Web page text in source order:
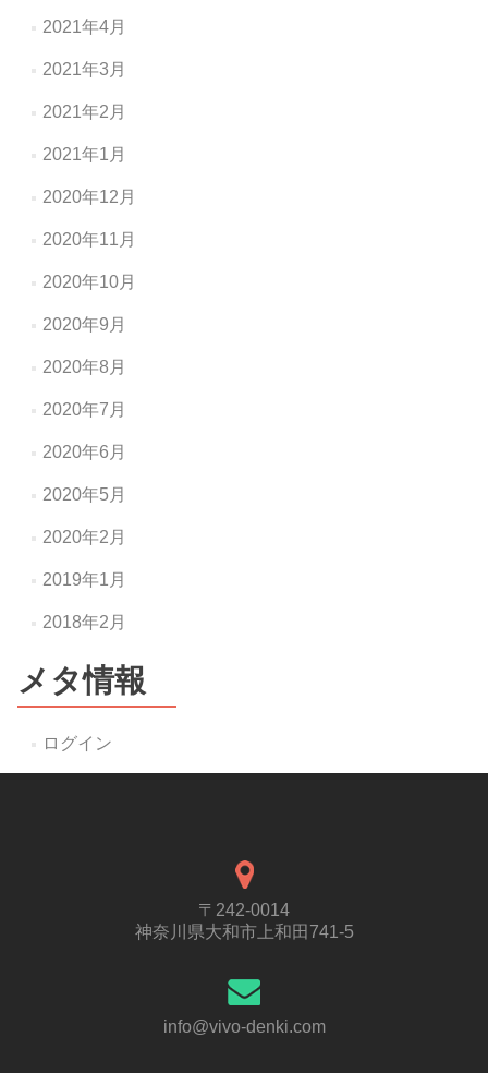
2021年4月
2021年3月
2021年2月
2021年1月
2020年12月
2020年11月
2020年10月
2020年9月
2020年8月
2020年7月
2020年6月
2020年5月
2020年2月
2019年1月
2018年2月
メタ情報
ログイン
〒242-0014
神奈川県大和市上和田741-5
info@vivo-denki.com